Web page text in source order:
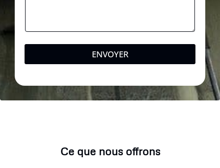
ENVOYER
Ce que nous offrons